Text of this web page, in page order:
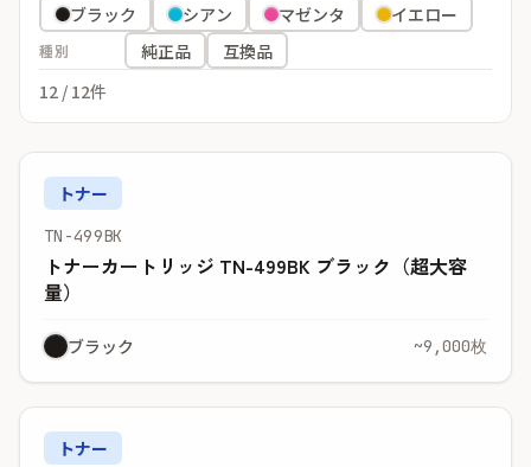
ブラック シアン マゼンタ イエロー
種別 純正品
互換品
12 / 12件
トナー
TN-499BK
トナーカートリッジ TN-499BK ブラック（超大容
量）
ブラック ~9,000枚
トナー